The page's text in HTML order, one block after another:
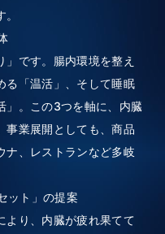
」です。腸内環境を整え
る「温活」、そして睡眠
」。この3つを軸に、内臓
事業展開としても、商品
ナ、レストランなど多岐
ット」の提案
より、内臓が疲れ果てて